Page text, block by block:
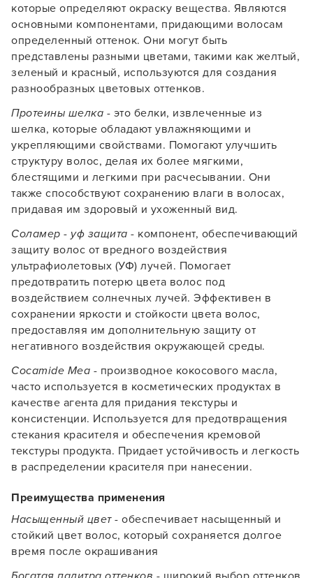
которые определяют окраску вещества. Являются
основными компонентами, придающими волосам
определенный оттенок. Они могут быть
представлены разными цветами, такими как желтый,
зеленый и красный, используются для создания
разнообразных цветовых оттенков.
Протеины шелка - это белки, извлеченные из
шелка, которые обладают увлажняющими и
укрепляющими свойствами. Помогают улучшить
структуру волос, делая их более мягкими,
блестящими и легкими при расчесывании. Они
также способствуют сохранению влаги в волосах,
придавая им здоровый и ухоженный вид.
Соламер - уф защита - компонент, обеспечивающий
защиту волос от вредного воздействия
ультрафиолетовых (УФ) лучей. Помогает
предотвратить потерю цвета волос под
воздействием солнечных лучей. Эффективен в
сохранении яркости и стойкости цвета волос,
предоставляя им дополнительную защиту от
негативного воздействия окружающей среды.
Cocamide Mea - производное кокосового масла,
часто используется в косметических продуктах в
качестве агента для придания текстуры и
консистенции. Используется для предотвращения
стекания красителя и обеспечения кремовой
текстуры продукта. Придает устойчивость и легкость
в распределении красителя при нанесении.
Преимущества применения
Насыщенный цвет- обеспечивает насыщенный и
стойкий цвет волос, который сохраняется долгое
время после окрашивания